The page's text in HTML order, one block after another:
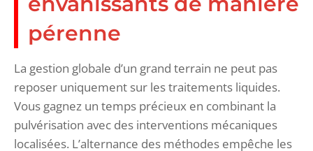
pérenne
La gestion globale d’un grand terrain ne peut pas
reposer uniquement sur les traitements liquides.
Vous gagnez un temps précieux en combinant la
pulvérisation avec des interventions mécaniques
localisées. L’alternance des méthodes empêche les